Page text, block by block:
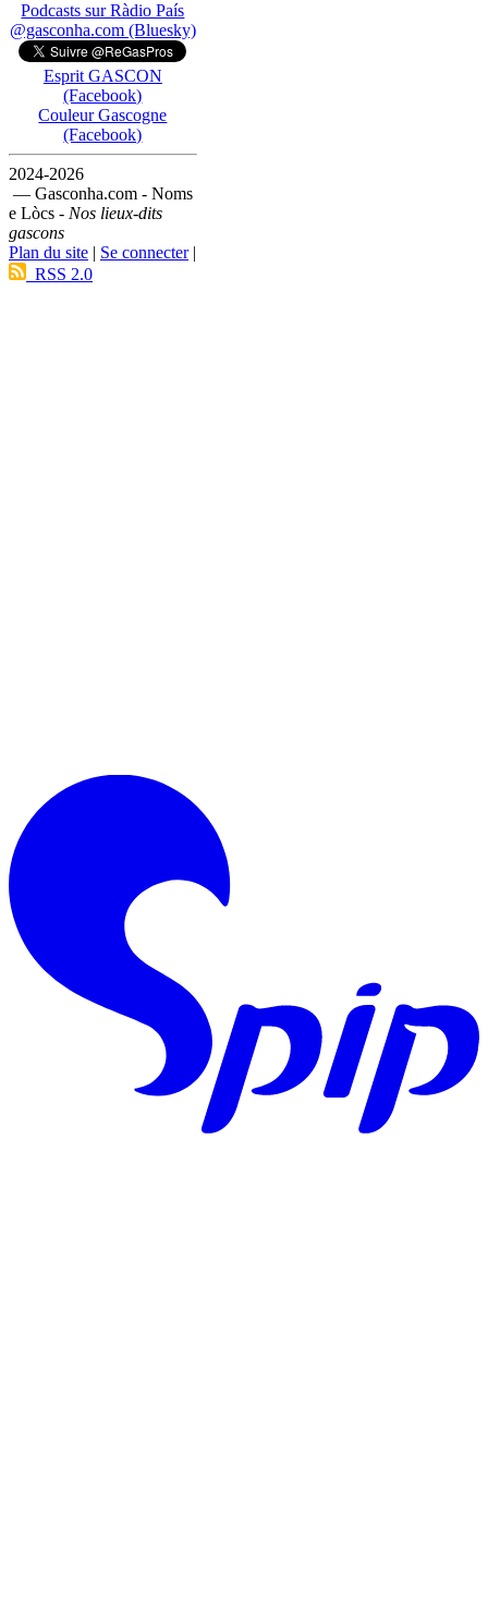
Podcasts sur Ràdio País
@gasconha.com (Bluesky)
Esprit GASCON
(Facebook)
Couleur Gascogne
(Facebook)
2024-2026
— Gasconha.com - Noms
e Lòcs - Nos lieux-dits
gascons
Plan du site | Se connecter|
RSS 2.0